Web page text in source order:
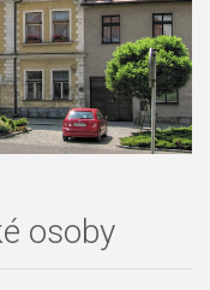
osoby